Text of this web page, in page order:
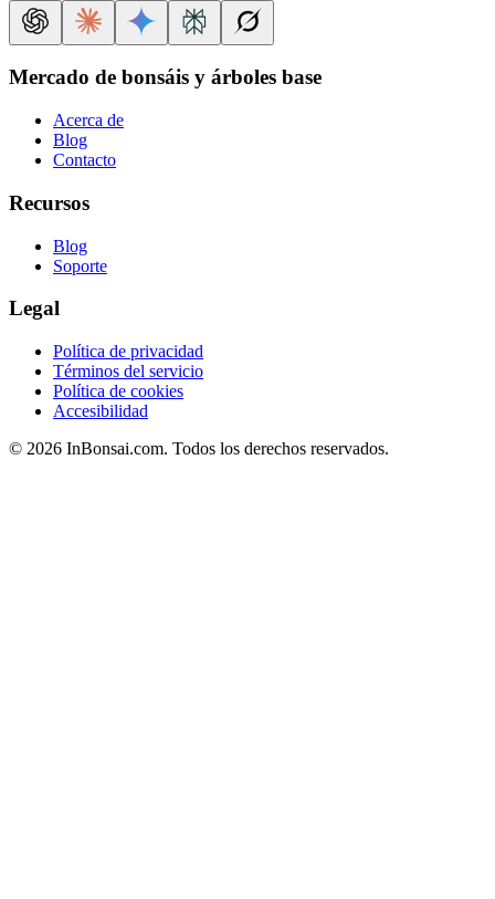
Mercado de bonsáis y árboles base
Acerca de
Blog
Contacto
Recursos
Blog
Soporte
Legal
Política de privacidad
Términos del servicio
Política de cookies
Accesibilidad
© 2026 InBonsai.com. Todos los derechos reservados.